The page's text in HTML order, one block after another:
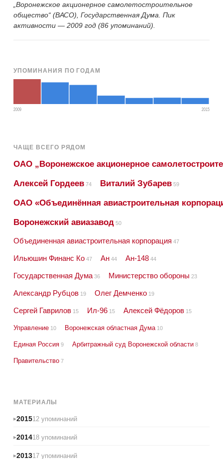
„Воронежское акционерное самолетостроительное
общество“ (ВАСО), Государственная Дума. Пик
активности — 2009 год (86 упоминаний).
УПОМИНАНИЯ ПО ГОДАМ
2009 2015
ЧАЩЕ ВСЕГО РЯДОМ
ОАО „Воронежское акционерное
Алексей Гордеев 74 Виталий Зубарев 59
ОАО «Объединённая авиастроительная
Воронежский авиазавод 50
Объединенная авиастроительная корпорация 47
Ильюшин Финанс Ко 47 Ан 44 Ан-148 44
Государственная Дума 36 Министерство обороны 23
Александр Рубцов 19 Олег Демченко 19
Сергей Гаврилов 15 Ил-96 15 Алексей Фёдоров 15
Управление 10 Воронежская областная Дума 10
Единая Россия 9 Арбитражный суд Воронежской области 8
Правительство 7
МАТЕРИАЛЫ
201512 упоминаний
201418 упоминаний
201317 упоминаний